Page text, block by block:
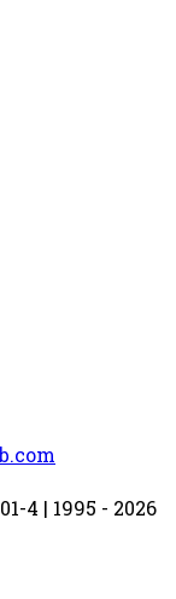
4 | 1995 - 2026